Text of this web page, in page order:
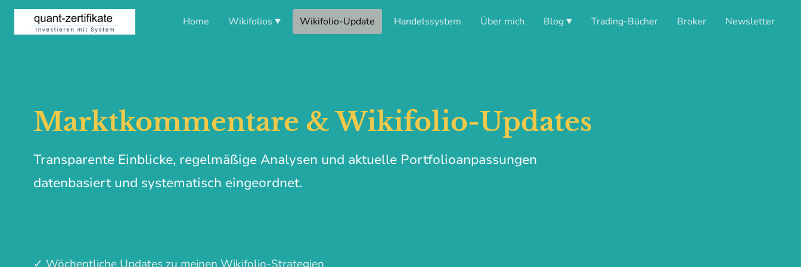
Home Wikifolios Wikifolio-Update Handelssystem Über mich Blog Trading-Bücher Broker Newsletter
Marktkommentare & Wikifolio-Updates
Transparente Einblicke, regelmäßige Analysen und aktuelle Portfolioanpassungen
datenbasiert und systematisch eingeordnet.